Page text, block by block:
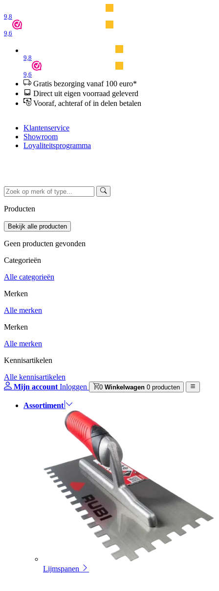
9,8
9,6
9,8
9,6
Gratis bezorging vanaf 100 euro*
Direct uit eigen voorraad geleverd
Vooraf, achteraf of in delen betalen
Klantenservice
Showroom
Loyaliteitsprogramma
Producten
Geen producten gevonden
Categorieën
Alle categorieën
Merken
Alle merken
Merken
Alle merken
Kennisartikelen
Alle kennisartikelen
Mijn account Inloggen 0 Winkelwagen 0 producten
Assortiment
Lijmspanen